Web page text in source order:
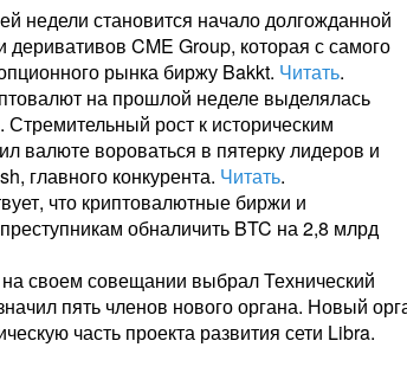
становится начало долгожданной
CME Group, которая с самого
рынка биржу Bakkt. Читать.
на прошлой неделе выделялась
рост к историческим
валюте вороваться в пятерку лидеров и
главного конкурента. Читать.
что криптовалютные биржи и
обналичить BTC на 2,8 млрд
своем совещании выбрал Технический
пять членов нового органа. Новый
часть проекта развития сети Libra.